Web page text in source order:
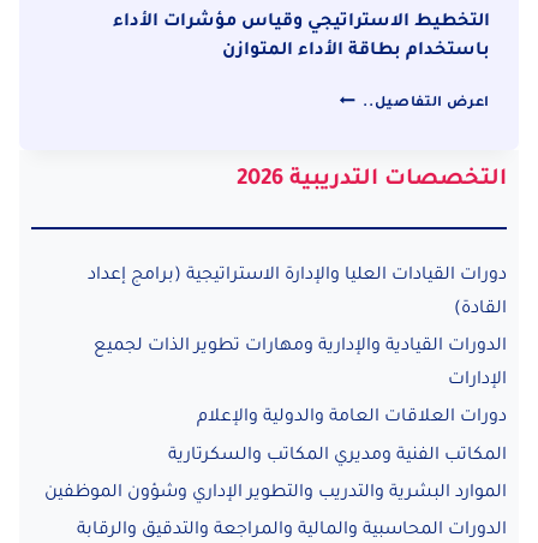
التخطيط الاستراتيجي وقياس مؤشرات الأداء
باستخدام بطاقة الأداء المتوازن
اعرض التفاصيل.. التخطيط
مؤشرات
بطاقة
التخصصات التدريبية 2026
دورات القيادات العليا والإدارة الاستراتيجية (برامج إعداد
القادة)
الدورات القيادية والإدارية ومهارات تطوير الذات لجميع
الإدارات
دورات العلاقات العامة والدولية والإعلام
المكاتب الفنية ومديري المكاتب والسكرتارية
الموارد البشرية والتدريب والتطوير الإداري وشؤون الموظفين
الدورات المحاسبية والمالية والمراجعة والتدقيق والرقابة